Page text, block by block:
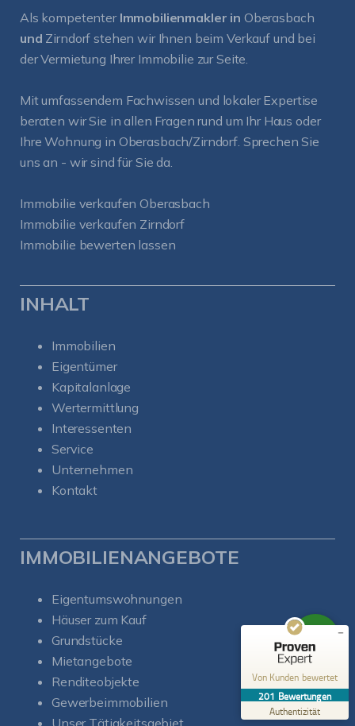
Als kompetenter Immobilienmakler in Oberasbach
und Zirndorf stehen wir Ihnen beim Verkauf und bei
der Vermietung Ihrer Immobilie zur Seite.
Mit umfassendem Fachwissen und lokaler Expertise
beraten wir Sie in allen Fragen rund um Ihr Haus oder
Ihre Wohnung in Oberasbach/Zirndorf. Sprechen Sie
uns an - wir sind für Sie da.
Immobilie verkaufen Oberasbach
Immobilie verkaufen Zirndorf
Immobilie bewerten lassen
INHALT
Immobilien
Eigentümer
Kapitalanlage
Wertermittlung
Interessenten
Service
Unternehmen
Kontakt
IMMOBILIENANGEBOTE
Eigentumswohnungen
Häuser zum Kauf
Grundstücke
Mietangebote
Renditeobjekte
Gewerbeimmobilien
Unser Tätigkeitsgebiet
Von Kunden bewertet
201 Bewertungen
Authentizität
SEHR GUT
50
Bewertungen auf
ProvenExpert.com
Blick aufs ProvenExpert-Profil werfen
06.08.2026